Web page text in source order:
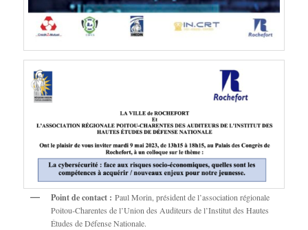
Point de contact :Paul Morin, président de l’association régionale
Poitou-Charentes de l’Union des Auditeurs de l’Institut des Hautes
Études de Défense Nationale.